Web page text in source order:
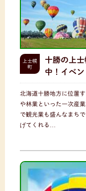
上士幌
町
十勝の上
中！イベン
北海道十勝地方に位置
や林業といった一次産
で観光業も盛んなまち
げてくれる…